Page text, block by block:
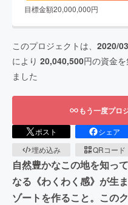
目標金額20,000,000円
このプロジェクトは、 2020/
により 20,040,500円の資金を
ました
もう一度プロ
ポスト シェア
埋め込み
QRコード
自然豊かなこの地を知っ
なる《わくわく感》が生
ゾートを作ること。この